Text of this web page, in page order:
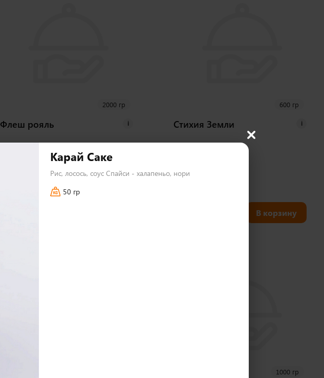
2000 гр
Флеш рояль i
600 гр
Стихия Земли i
В корзину
1000 гр
Карай Саке
Рис, лосось, соус Спайси - халапеньо, нори
50 гр